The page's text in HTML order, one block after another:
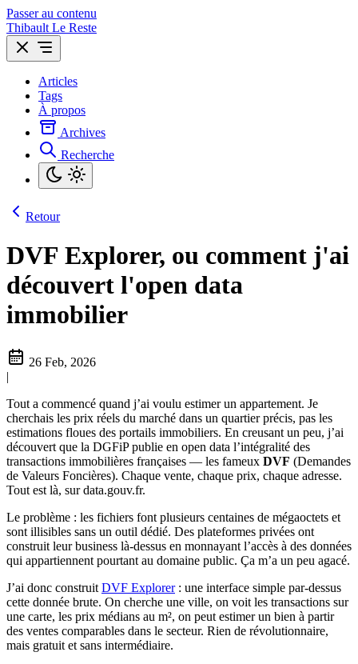
Passer au contenu
Thibault Le Reste
Articles
Tags
À propos
Archives
Recherche
Retour
DVF Explorer, ou comment j'ai
découvert l'open data
immobilier
26 Feb, 2026
|
Tout a commencé quand j’ai voulu estimer un appartement. Je
cherchais les prix réels du marché dans un quartier précis, pas les
estimations floues des portails immobiliers. En creusant un peu, j’ai
découvert que la DGFiP publie en open data l’intégralité des
transactions immobilières françaises — les fameux DVF (Demandes
de Valeurs Foncières). Chaque vente, chaque prix, chaque adresse.
Tout est là, sur data.gouv.fr.
Le problème : les fichiers font plusieurs centaines de mégaoctets et
sont illisibles sans un outil dédié. Des plateformes privées ont
construit leur business là-dessus en monnayant l’accès à des données
qui appartiennent pourtant au domaine public. Ça m’a un peu agacé.
J’ai donc construit DVF Explorer: une interface simple par-dessus
cette donnée brute. On cherche une ville, on voit les transactions sur
une carte, les prix médians au m², on peut estimer un bien à partir
des ventes comparables dans le secteur. Rien de révolutionnaire,
mais gratuit et sans intermédiaire.